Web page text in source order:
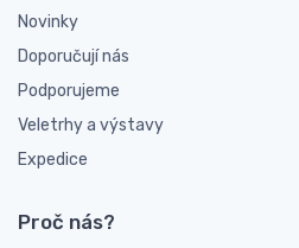
Novinky
Doporučují nás
Podporujeme
Veletrhy a výstavy
Expedice
Proč nás?